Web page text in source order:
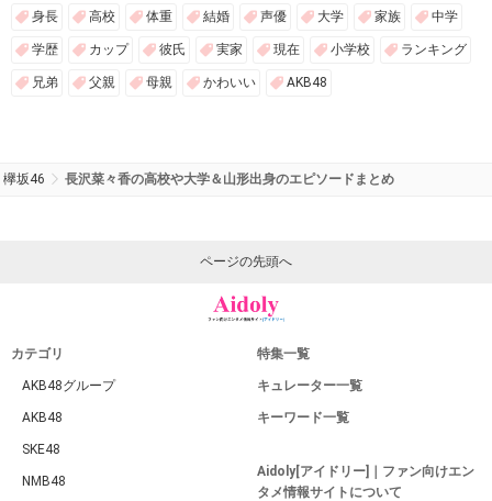
身長 高校 体重 結婚 声優 大学 家族 中学
学歴 カップ 彼氏 実家 現在 小学校 ランキング
兄弟 父親 母親 かわいい AKB48
欅坂46 長沢菜々香の高校や大学＆山形出身のエピソードまとめ
ページの先頭へ
カテゴリ
AKB48グループ
AKB48
SKE48
NMB48
特集一覧
キュレーター一覧
キーワード一覧
Aidoly[アイドリー]｜ファン向けエン
タメ情報サイトについて